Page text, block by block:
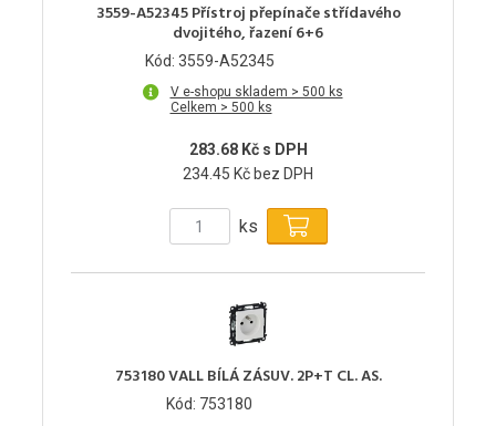
3559-A52345 Přístroj přepínače střídavého
dvojitého, řazení 6+6
Kód: 3559-A52345
V e-shopu skladem > 500 ks
Celkem > 500 ks
283.68 Kč s DPH
234.45 Kč bez DPH
ks
753180 VALL BÍLÁ ZÁSUV. 2P+T CL. AS.
Kód: 753180